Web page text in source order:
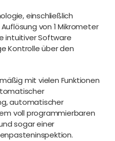
einschließlich
von 1 Mikrometer
intuitiver Software
Kontrolle über den
mit vielen Funktionen
automatischer
voll programmierbaren
sogar einer